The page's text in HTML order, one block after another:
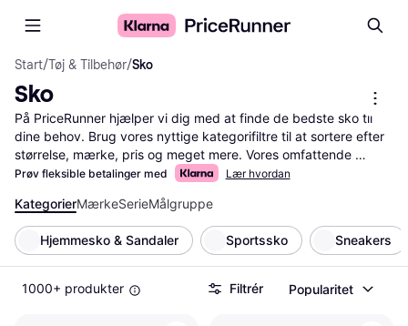
Start/Tøj & Tilbehør/Sko
Sko
På PriceRunner hjælper vi dig med at finde de bedste sko til
dine behov. Brug vores nyttige kategorifiltre til at sortere efter
størrelse, mærke, pris og meget mere. Vores omfattende
produkt- og prissammenligning gør det nemt at vælge de
kunders erfaringer. Med vores service kan du hurtigt finde de
sko, der passer bedst til dine krav og budget. Vi guider dig
gennem udvalget, så du kan træffe den rigtige beslutning uden
besvær. Mere om sko »
Prøv fleksible betalinger med Lær hvordan
KategorierMærkeSerieMålgruppe
Hjemmesko & Sandaler Sportssko Sneakers
1000+ produkter Filtrér Popularitet